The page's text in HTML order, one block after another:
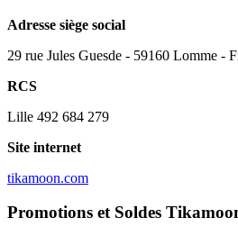
Adresse siège social
29 rue Jules Guesde - 59160 Lomme -
RCS
Lille 492 684 279
Site internet
tikamoon.com
Promotions et Soldes